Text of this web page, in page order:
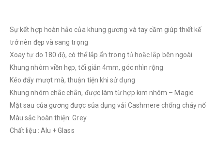
Sự kết hợp hoàn hảo của khung gương và tay cầm giúp thiết kế
trở nên đẹp và sang trọng
Xoay tự do 180 độ, có thể lắp ẩn trong tủ hoặc lắp bên ngoài
Khung nhôm viền hẹp, tối giản 4mm, góc nhìn rộng
Kéo đẩy mượt mà, thuận tiện khi sử dụng
Khung nhôm chắc chắn, được làm từ hợp kim nhôm – Magie
Mặt sau của gương được sủa dụng vải Cashmere chống cháy nổ
Màu sắc hoàn thiện: Grey
Chất liệu : Alu + Glass